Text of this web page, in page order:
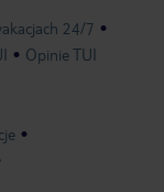
24/7
Opinie TUI